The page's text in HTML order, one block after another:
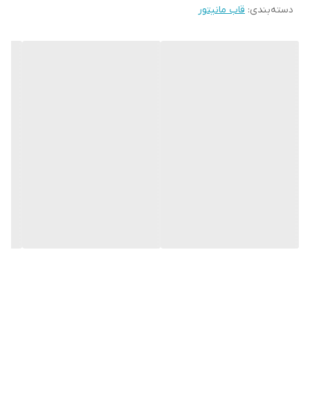
دسته‌بندی: قاب مانیتور